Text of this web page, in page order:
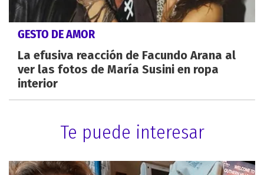
GESTO DE AMOR
La efusiva reacción de Facundo Arana al
ver las fotos de María Susini en ropa
interior
Te puede interesar